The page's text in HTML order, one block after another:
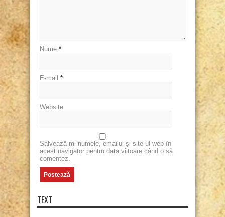
Nume *
E-mail *
Website
Salvează-mi numele, emailul și site-ul web în
acest navigator pentru data viitoare când o să
comentez.
TEXT